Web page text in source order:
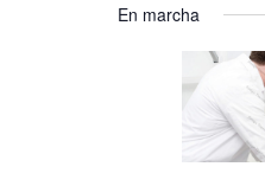
En marcha